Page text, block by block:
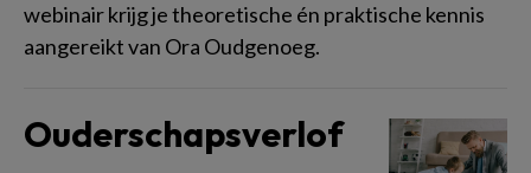
webinair krijg je theoretische én praktische kennis
aangereikt van Ora Oudgenoeg.
Ouderschapsverlof